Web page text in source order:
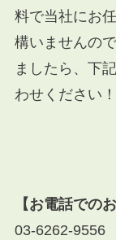
料で当社にお
構いませんの
ましたら、下
わせください！
【お電話での
03-6262-9556